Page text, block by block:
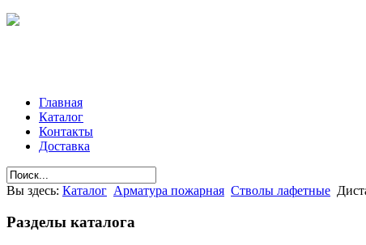
Главная
Каталог
Контакты
Доставка
Вы здесь: Каталог Арматура пожарная Стволы лафетные
Разделы каталога